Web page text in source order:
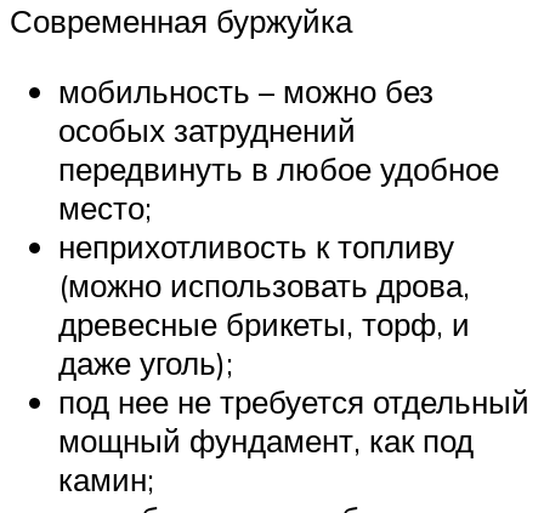
Современная буржуйка
мобильность – можно без
особых затруднений
передвинуть в любое удобное
место;
неприхотливость к топливу
(можно использовать дрова,
древесные брикеты, торф, и
даже уголь);
под нее не требуется отдельный
мощный фундамент, как под
камин;